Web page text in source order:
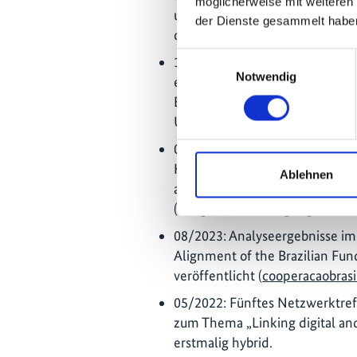
der Dienste gesammelt
Einwilligungsauswahl
Notwendig
Ablehnen
unter der nationalen REDD+-
der COP26 vorgestellt. 2022
11/2021: Handbuch zur
ergebnisbasierte Zahlungen
Entwaldung und Schädigung
Umweltministerium (MMA)
03/2022: Arbeiten zur
Klimakonformität mit
aufgenommen in Kooperation
(2degrees-investing.org)
08/2023: Analyseergebnisse
Alignment of the Brazilian
veröffentlicht (
05/2022: Fünftes
zum Thema „Linking digital
erstmalig hybrid.